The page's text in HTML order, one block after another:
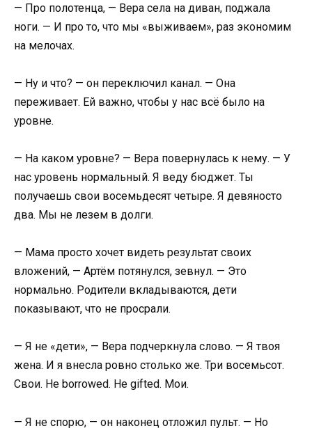
— Про полотенца, — Вера села на диван, поджала
ноги. — И про то, что мы «выживаем», раз экономим
на мелочах.
— Ну и что? — он переключил канал. — Она
переживает. Ей важно, чтобы у нас всё было на
уровне.
— На каком уровне? — Вера повернулась к нему. — У
нас уровень нормальный. Я веду бюджет. Ты
получаешь свои восемьдесят четыре. Я девяносто
два. Мы не лезем в долги.
— Мама просто хочет видеть результат своих
вложений, — Артём потянулся, зевнул. — Это
нормально. Родители вкладываются, дети
показывают, что не просрали.
— Я не «дети», — Вера подчеркнула слово. — Я твоя
жена. И я внесла ровно столько же. Три восемьсот.
Свои. Не borrowed. Не gifted. Мои.
— Я не спорю, — он наконец отложил пульт. — Но